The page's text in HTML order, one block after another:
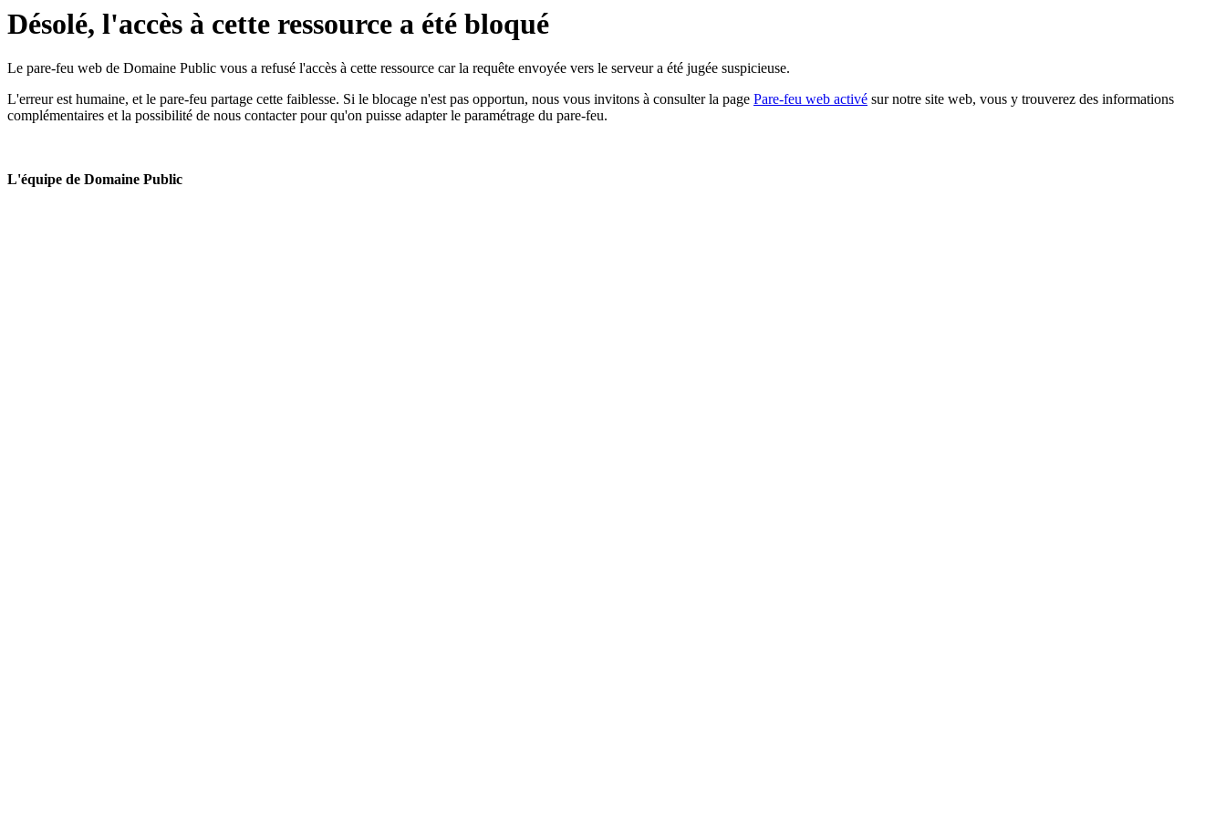
Désolé, l'accès à cette ressource a été bloqué
Le pare-feu web de Domaine Public vous a refusé l'accès à cette ressource car la requête envoyée vers le serveur a été jugée suspicieuse.
L'erreur est humaine, et le pare-feu partage cette faiblesse. Si le blocage n'est pas opportun, nous vous invitons à consulter la page Pare-feu web activé sur notre site web, vous y trouverez des informations
complémentaires et la possibilité de nous contacter pour qu'on puisse adapter le paramétrage du pare-feu.
L'équipe de Domaine Public